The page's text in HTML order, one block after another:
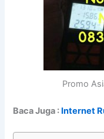
Promo
Baca Juga : Internet